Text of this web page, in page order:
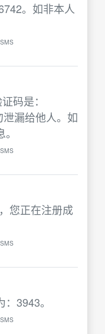
。如非本人
码是：
漏给他人。如
您正在注册成
3943。